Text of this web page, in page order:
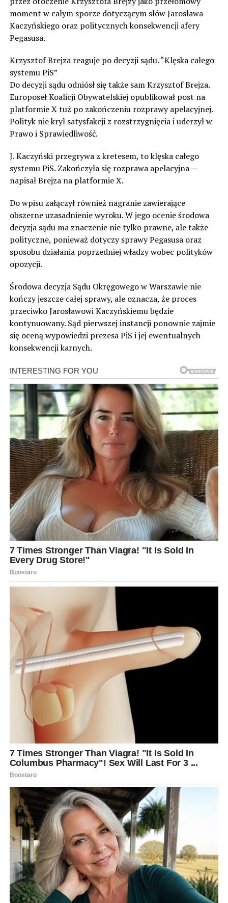
moment w całym sporze dotyczącym słów Jarosława
Kaczyńskiego oraz politycznych konsekwencji afery
Pegasusa.
Krzysztof Brejza reaguje po decyzji sądu. “Klęska całego
systemu PiS”
Do decyzji sądu odniósł się także sam Krzysztof Brejza.
Europoseł Koalicji Obywatelskiej opublikował post na
platformie X tuż po zakończeniu rozprawy apelacyjnej.
Polityk nie krył satysfakcji z rozstrzygnięcia i uderzył w
Prawo i Sprawiedliwość.
J. Kaczyński przegrywa z kretesem, to klęska całego
systemu PiS. Zakończyła się rozprawa apelacyjna —
napisał Brejza na platformie X.
Do wpisu załączył również nagranie zawierające
obszerne uzasadnienie wyroku. W jego ocenie środowa
decyzja sądu ma znaczenie nie tylko prawne, ale także
polityczne, ponieważ dotyczy sprawy Pegasusa oraz
sposobu działania poprzedniej władzy wobec polityków
opozycji.
Środowa decyzja Sądu Okręgowego w Warszawie nie
kończy jeszcze całej sprawy, ale oznacza, że proces
przeciwko Jarosławowi Kaczyńskiemu będzie
kontynuowany. Sąd pierwszej instancji ponownie zajmie
się oceną wypowiedzi prezesa PiS i jej ewentualnych
konsekwencji karnych.